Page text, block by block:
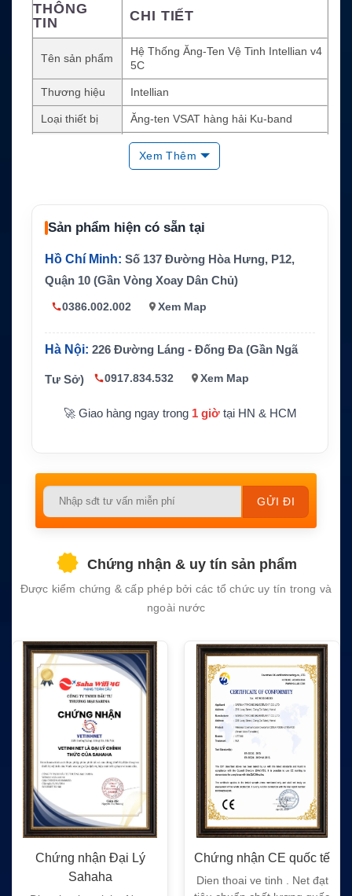
THÔNG
TIN
CHI TIẾT
Tên sản phẩm
Hệ Thống Ăng-Ten Vệ Tinh Intellian v4
5C
Thương hiệu Intellian
Loại thiết bị Ăng-ten VSAT hàng hải Ku-band
Compact Maritime VSAT
Đường kính re
45cm / 17.7 inch
nten
23kg / 50.7 lbs
Tần số phát 13.75–14.5GHz Ku-band
Tần số thu 10.7–12.75GHz Ku-band
T >12.3 dB/K
Xem Thêm
Sản phẩm hiện có sẵn tại
Hồ Chí Minh: Số 137 Đường Hòa Hưng, P12,
Quận 10 (Gần Vòng Xoay Dân Chủ)
0386.002.002 Xem Map
Hà Nội: 226 Đường Láng - Đống Đa (Gần Ngã
Tư Sở) 0917.834.532 Xem Map
🚀 Giao hàng ngay trong 1 giờtại HN & HCM
Please
empty.
Chứng nhận & uy tín sản phẩm
Được kiểm chứng & cấp phép bởi các tổ chức uy tín trong và
ngoài nước
Chứng nhận Đại Lý
Sahaha
Chứng nhận CE quốc tế
Dien thoai ve tinh . Net đạt